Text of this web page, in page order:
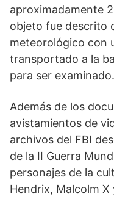
aproximadamente
objeto fue descrito
meteorológico con
transportado a la
para ser examinado.
Además de los
avistamientos de
archivos del FBI
de la II Guerra
personajes de la
Hendrix, Malcolm